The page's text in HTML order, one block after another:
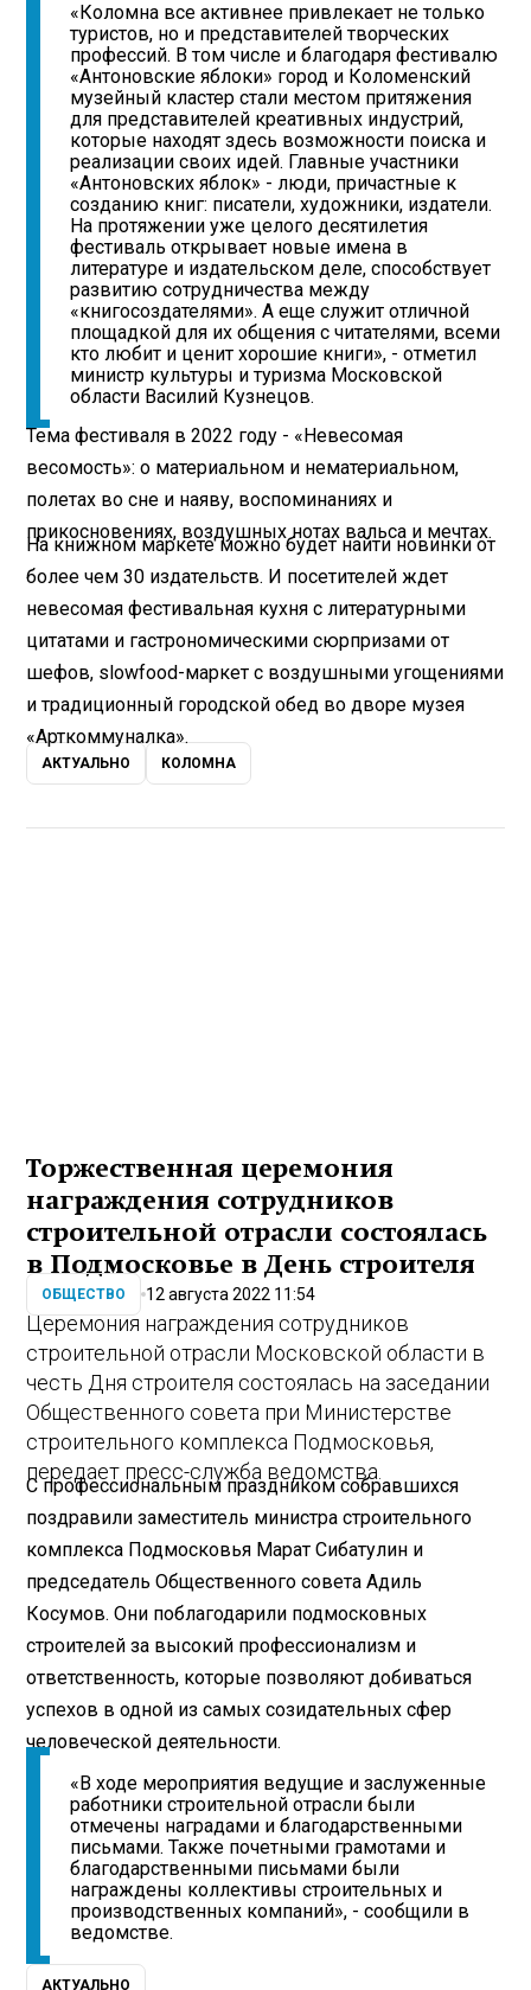
«Коломна все активнее привлекает не только
туристов, но и представителей творческих
профессий. В том числе и благодаря фестивалю
«Антоновские яблоки» город и Коломенский
музейный кластер стали местом притяжения
для представителей креативных индустрий,
которые находят здесь возможности поиска и
реализации своих идей. Главные участники
«Антоновских яблок» - люди, причастные к
созданию книг: писатели, художники, издатели.
На протяжении уже целого десятилетия
фестиваль открывает новые имена в
литературе и издательском деле, способствует
развитию сотрудничества между
«книгосоздателями». А еще служит отличной
площадкой для их общения с читателями, всеми
кто любит и ценит хорошие книги», - отметил
министр культуры и туризма Московской
области Василий Кузнецов.
Тема фестиваля в 2022 году - «Невесомая
весомость»: о материальном и нематериальном,
полетах во сне и наяву, воспоминаниях и
прикосновениях, воздушных нотах вальса и мечтах.
На книжном маркете можно будет найти новинки от
более чем 30 издательств. И посетителей ждет
невесомая фестивальная кухня с литературными
цитатами и гастрономическими сюрпризами от
шефов, slowfood-маркет с воздушными угощениями
и традиционный городской обед во дворе музея
«Арткоммуналка».
АКТУАЛЬНО КОЛОМНА
Торжественная церемония
награждения сотрудников
строительной отрасли состоялась
в Подмосковье в День строителя
ОБЩЕСТВО 12 августа 2022 11:54
Церемония награждения сотрудников
строительной отрасли Московской области в
честь Дня строителя состоялась на заседании
Общественного совета при Министерстве
строительного комплекса Подмосковья,
передает пресс-служба ведомства.
С профессиональным праздником собравшихся
поздравили заместитель министра строительного
комплекса Подмосковья Марат Сибатулин и
председатель Общественного совета Адиль
Косумов. Они поблагодарили подмосковных
строителей за высокий профессионализм и
ответственность, которые позволяют добиваться
успехов в одной из самых созидательных сфер
человеческой деятельности.
«В ходе мероприятия ведущие и заслуженные
работники строительной отрасли были
отмечены наградами и благодарственными
письмами. Также почетными грамотами и
благодарственными письмами были
награждены коллективы строительных и
производственных компаний», - сообщили в
ведомстве.
АКТУАЛЬНО